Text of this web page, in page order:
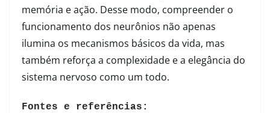
memória e ação. Desse modo, compreender o
funcionamento dos neurônios não apenas
ilumina os mecanismos básicos da vida, mas
também reforça a complexidade e a elegância do
sistema nervoso como um todo.
Fontes e referências: